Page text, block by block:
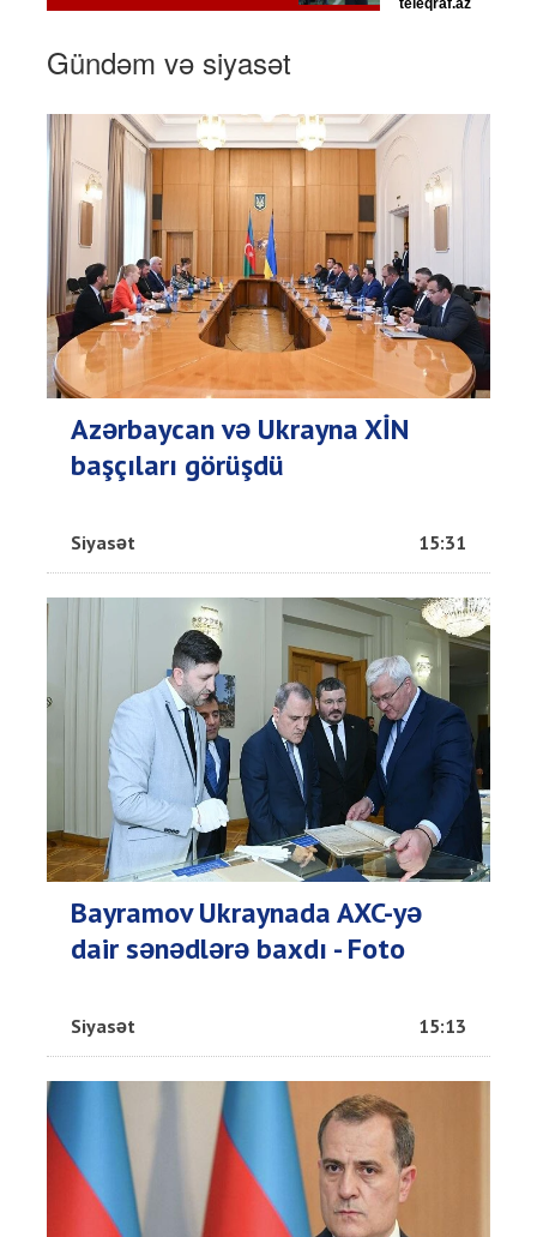
Gündəm və siyasət
Azərbaycan və Ukrayna XİN
başçıları görüşdü
Siyasət 15:31
Bayramov Ukraynada AXC-yə
dair sənədlərə baxdı - Foto
Siyasət 15:13